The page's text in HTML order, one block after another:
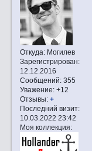
Откуда:Могилев
Зарегистрирован:
12.12.2016
Сообщений:355
Уважение: +12
Отзывы: +
Последний визит:
10.03.2022 23:42
Моя коллекция: